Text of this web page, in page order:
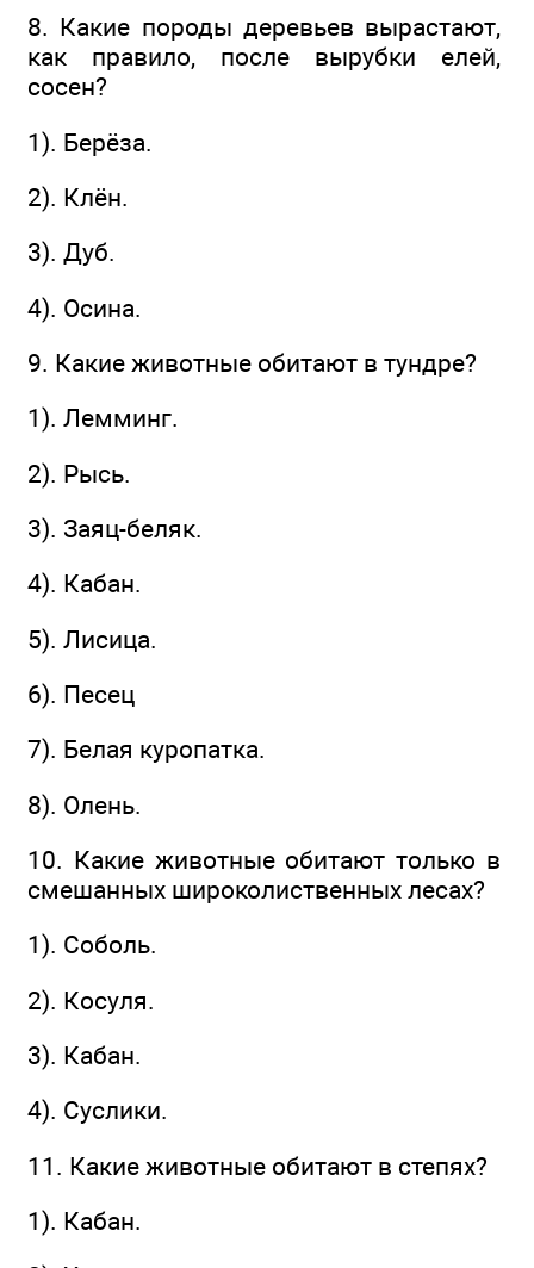
8. Какие породы деревьев вырастают,
как правило, после вырубки елей,
сосен?
1). Берёза.
2). Клён.
3). Дуб.
4). Осина.
9. Какие животные обитают в тундре?
1). Лемминг.
2). Рысь.
3). Заяц-беляк.
4). Кабан.
5). Лисица.
6). Песец
7). Белая куропатка.
8). Олень.
10. Какие животные обитают только в
смешанных широколиственных лесах?
1). Соболь.
2). Косуля.
3). Кабан.
4). Суслики.
11. Какие животные обитают в степях?
1). Кабан.